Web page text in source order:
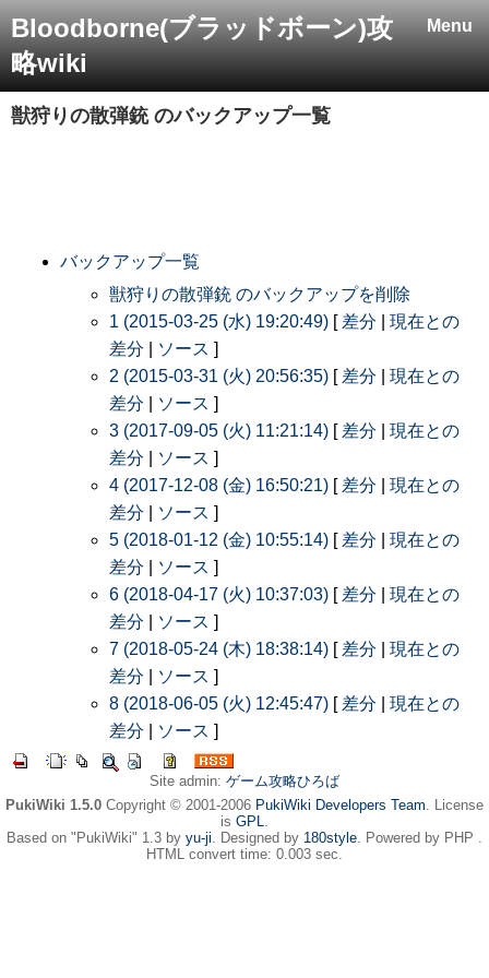
Menu
Bloodborne(ブラッドボーン)攻
略wiki
獣狩りの散弾銃のバックアップ一覧
バックアップ一覧
獣狩りの散弾銃 のバックアップを削除
1 (2015-03-25 (水) 19:20:49) [ 差分
現在との
差分
ソース ]
2 (2015-03-31 (火) 20:56:35) [ 差分
現在との
差分
ソース ]
3 (2017-09-05 (火) 11:21:14) [ 差分
現在との
差分
ソース ]
4 (2017-12-08 (金) 16:50:21) [ 差分
現在との
差分
ソース ]
5 (2018-01-12 (金) 10:55:14) [ 差分
現在との
差分
ソース ]
6 (2018-04-17 (火) 10:37:03) [ 差分
現在との
差分
ソース ]
7 (2018-05-24 (木) 18:38:14) [ 差分
現在との
差分
ソース ]
8 (2018-06-05 (火) 12:45:47) [ 差分
現在との
差分
ソース ]
Site admin: ゲーム攻略ひろば
PukiWiki 1.5.0 Copyright © 2001-2006 PukiWiki Developers Team. License
is GPL.
Based on "PukiWiki" 1.3 by yu-ji. Designed by 180style. Powered by PHP .
HTML convert time: 0.003 sec.